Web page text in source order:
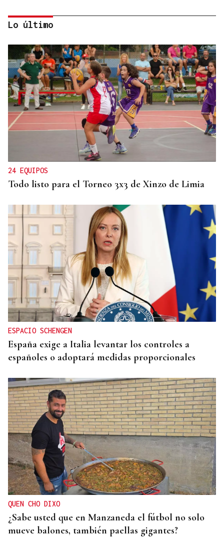
MOVILIDAD VERANO
Un coche todo el verano por 16.32 euros,
entregado en tu puerta
Lo último
24 EQUIPOS
Todo listo para el Torneo 3x3 de Xinzo de Limia
ESPACIO SCHENGEN
España exige a Italia levantar los controles a
españoles o adoptará medidas proporcionales
QUEN CHO DIXO
¿Sabe usted que en Manzaneda el fútbol no solo
mueve balones, también paellas gigantes?